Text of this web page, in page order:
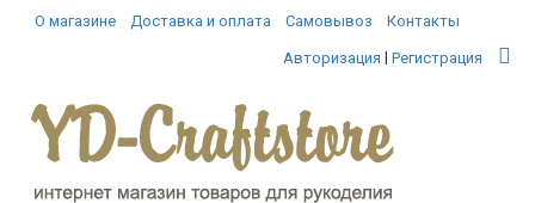
О магазине Доставка и оплата Самовывоз Контакты
Авторизация | Регистрация